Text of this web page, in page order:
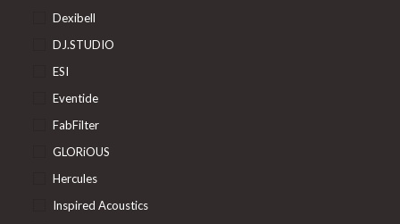
Dexibell
DJ.STUDIO
ESI
Eventide
FabFilter
GLORiOUS
Hercules
Inspired Acoustics